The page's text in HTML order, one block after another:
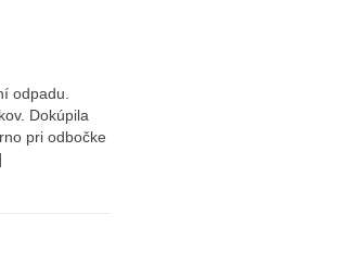
odpadu.
Dokúpila
pri odbočke